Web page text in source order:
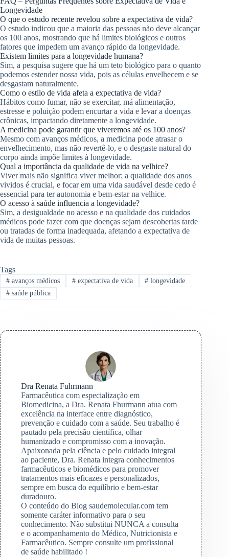
Longevidade
O que o estudo recente revelou sobre a expectativa de vida?
O estudo indicou que a maioria das pessoas não deve alcançar
os 100 anos, mostrando que há limites biológicos e outros
fatores que impedem um avanço rápido da longevidade.
Existem limites para a longevidade humana?
Sim, a pesquisa sugere que há um teto biológico para o quanto
podemos estender nossa vida, pois as células envelhecem e se
desgastam naturalmente.
Como o estilo de vida afeta a expectativa de vida?
Hábitos como fumar, não se exercitar, má alimentação,
estresse e poluição podem encurtar a vida e levar a doenças
crônicas, impactando diretamente a longevidade.
A medicina pode garantir que viveremos até os 100 anos?
Mesmo com avanços médicos, a medicina pode atrasar o
envelhecimento, mas não revertê-lo, e o desgaste natural do
corpo ainda impõe limites à longevidade.
Qual a importância da qualidade de vida na velhice?
Viver mais não significa viver melhor; a qualidade dos anos
vividos é crucial, e focar em uma vida saudável desde cedo é
essencial para ter autonomia e bem-estar na velhice.
O acesso à saúde influencia a longevidade?
Sim, a desigualdade no acesso e na qualidade dos cuidados
médicos pode fazer com que doenças sejam descobertas tarde
ou tratadas de forma inadequada, afetando a expectativa de
vida de muitas pessoas.
Tags
#avanços médicos #expectativa de vida # longevidade
#saúde pública
Dra Renata Fuhrmann
Farmacêutica com especialização em
Biomedicina, a Dra. Renata Fhurmann atua com
excelência na interface entre diagnóstico,
prevenção e cuidado com a saúde. Seu trabalho é
pautado pela precisão científica, olhar
humanizado e compromisso com a inovação.
Apaixonada pela ciência e pelo cuidado integral
ao paciente, Dra. Renata integra conhecimentos
farmacêuticos e biomédicos para promover
tratamentos mais eficazes e personalizados,
sempre em busca do equilíbrio e bem-estar
duradouro.
O conteúdo do Blog saudemolecular.com tem
somente caráter informativo para o seu
conhecimento. Não substitui NUNCA a consulta
e o acompanhamento do Médico, Nutricionista e
Farmacêutico. Sempre consulte um profissional
de saúde habilitado !